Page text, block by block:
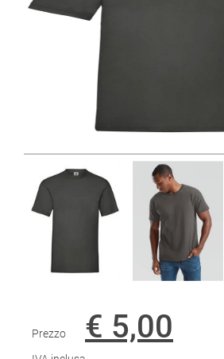
Prezzo € 5,00